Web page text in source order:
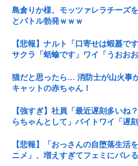
島倉りか様、モッツァレラチーズ
とバトル勃発ｗｗｗ
【悲報】ナルト「口寄せは蝦蟇で
サクラ「蛞蝓です」ワイ「うおおお
猫だと思ったら… 消防士が山火事
キャットの赤ちゃん！
【強すぎ】社員「最近遅刻多いね
らちゃんとして」バイトワイ「遅
【悲報】「おっさんの自堕落生活
ニメ」、増えすぎてフェミにバレ